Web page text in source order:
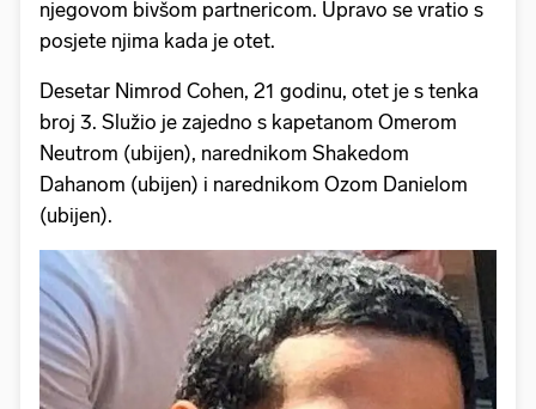
njegovom bivšom partnericom. Upravo se vratio s
posjete njima kada je otet.
Desetar Nimrod Cohen, 21 godinu, otet je s tenka
broj 3. Služio je zajedno s kapetanom Omerom
Neutrom (ubijen), narednikom Shakedom
Dahanom (ubijen) i narednikom Ozom Danielom
(ubijen).